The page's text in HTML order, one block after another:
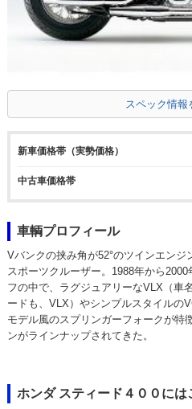
スペック情報
新車価格帯（実勢価格）
中古車価格帯
車輌プロフィール
Vバンクの挟み角が52°のツインエン
スポーツクルーザー。1988年から
フの中で、ラグジュアリーなVLX（車
ードも、VLX）やシンプルスタイルの
モデル風のスプリンガーフォークが特
ンがラインナップされてきた。
ホンダ スティード４００に